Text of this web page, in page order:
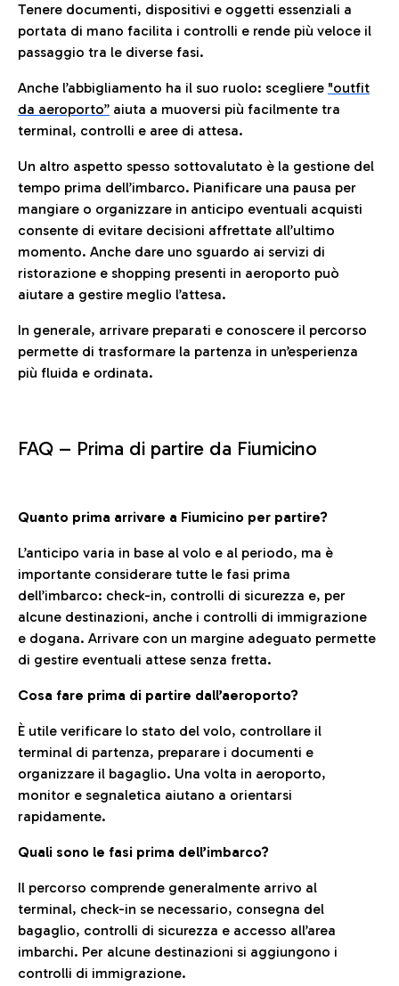
Tenere documenti, dispositivi e oggetti essenziali a
portata di mano facilita i controlli e rende più veloce il
passaggio tra le diverse fasi.
Anche l’abbigliamento ha il suo ruolo: scegliere "outfit
da aeroporto” aiuta a muoversi più facilmente tra
terminal, controlli e aree di attesa.
Un altro aspetto spesso sottovalutato è la gestione del
tempo prima dell’imbarco. Pianificare una pausa per
mangiare o organizzare in anticipo eventuali acquisti
consente di evitare decisioni affrettate all’ultimo
momento. Anche dare uno sguardo ai servizi di
ristorazione e shopping presenti in aeroporto può
aiutare a gestire meglio l’attesa.
In generale, arrivare preparati e conoscere il percorso
permette di trasformare la partenza in un’esperienza
più fluida e ordinata.
FAQ – Prima di partire da Fiumicino
Quanto prima arrivare a Fiumicino per partire?
L’anticipo varia in base al volo e al periodo, ma è
importante considerare tutte le fasi prima
dell’imbarco: check-in, controlli di sicurezza e, per
alcune destinazioni, anche i controlli di immigrazione
e dogana. Arrivare con un margine adeguato permette
di gestire eventuali attese senza fretta.
Cosa fare prima di partire dall’aeroporto?
È utile verificare lo stato del volo, controllare il
terminal di partenza, preparare i documenti e
organizzare il bagaglio. Una volta in aeroporto,
monitor e segnaletica aiutano a orientarsi
rapidamente.
Quali sono le fasi prima dell’imbarco?
Il percorso comprende generalmente arrivo al
terminal, check-in se necessario, consegna del
bagaglio, controlli di sicurezza e accesso all’area
imbarchi. Per alcune destinazioni si aggiungono i
controlli di immigrazione.